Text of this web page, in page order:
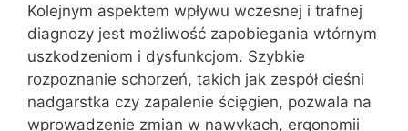
Kolejnym aspektem wpływu wczesnej i trafnej
diagnozy jest możliwość zapobiegania wtórnym
uszkodzeniom i dysfunkcjom. Szybkie
rozpoznanie schorzeń, takich jak zespół cieśni
nadgarstka czy zapalenie ścięgien, pozwala na
wprowadzenie zmian w nawykach, ergonomii